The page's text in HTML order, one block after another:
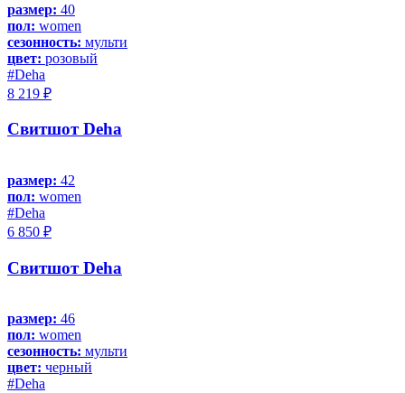
размер: 40
пол: women
сезонность: мульти
цвет: розовый
#Deha
8 219 ₽
Свитшот Deha
размер: 42
пол: women
#Deha
6 850 ₽
Свитшот Deha
размер: 46
пол: women
сезонность: мульти
цвет: черный
#Deha